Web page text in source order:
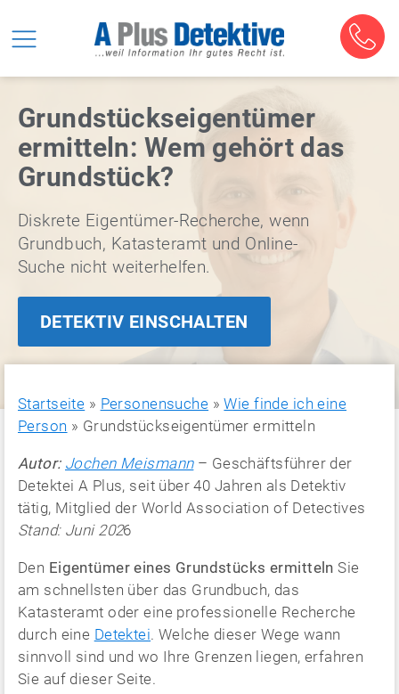
Grundstückseigentümer
ermitteln: Wem gehört das
Grundstück?
Diskrete Eigentümer-Recherche, wenn
Grundbuch, Katasteramt und Online-
Suche nicht weiterhelfen.
DETEKTIV EINSCHALTEN
Startseite » Personensuche » Wie finde ich eine
Person » Grundstückseigentümer ermitteln
Autor: Jochen Meismann – Geschäftsführer der
Detektei A Plus, seit über 40 Jahren als Detektiv
tätig, Mitglied der World Association of Detectives
Stand: Juni 2026
Den Eigentümer eines Grundstücks ermitteln Sie
am schnellsten über das Grundbuch, das
Katasteramt oder eine professionelle Recherche
durch eine Detektei. Welche dieser Wege wann
sinnvoll sind und wo Ihre Grenzen liegen, erfahren
Sie auf dieser Seite.